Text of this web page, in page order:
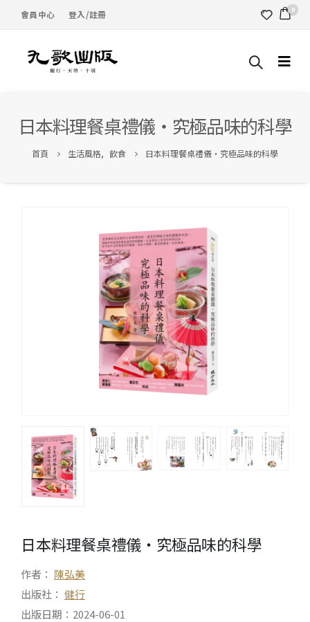
會員中心 登入/註冊 0
日本料理餐桌禮儀‧究極品味的科學
首頁 生活風格, 飲食 日本料理餐桌禮儀‧究極品味的科學
日本料理餐桌禮儀‧究極品味的科學
作者： 陳弘美
出版社： 健行
出版日期：2024-06-01